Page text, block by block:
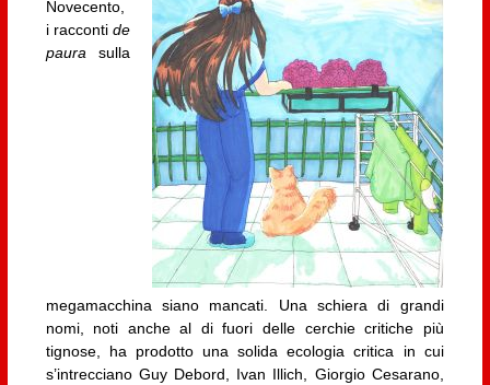
Novecento,
i raccontide
paurasulla
megamacchina siano mancati. Una schiera di grandi
nomi, noti anche al di fuori delle cerchie critiche più
tignose, ha prodotto una solida ecologia critica in cui
s’intrecciano Guy Debord, Ivan Illich, Giorgio Cesarano,